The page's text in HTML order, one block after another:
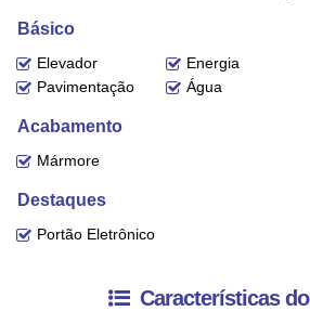
Básico
Elevador Energia
Pavimentação
Água
Acabamento
Mármore
Destaques
Portão Eletrônico
Características